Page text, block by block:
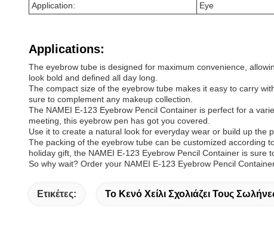
Application:
Eye
Applications:
The eyebrow tube is designed for maximum convenience,
look bold and defined all day long.
The compact size of the eyebrow tube makes it easy to carry
sure to complement any makeup collection.
The NAMEI E-123 Eyebrow Pencil Container is perfect for a
meeting, this eyebrow pen has got you covered.
Use it to create a natural look for everyday wear or build up the
The packing of the eyebrow tube can be customized according
holiday gift, the NAMEI E-123 Eyebrow Pencil Container is sure
So why wait? Order your NAMEI E-123 Eyebrow Pencil
Ετικέτες: Το Κενό Χείλι Σχολιάζει Τους